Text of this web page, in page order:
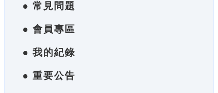
● 常見問題
● 會員專區
● 我的紀錄
● 重要公告